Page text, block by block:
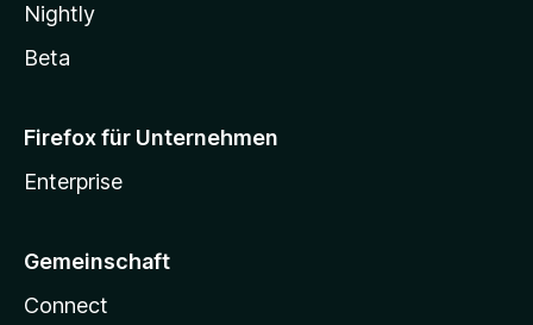
Nightly
Beta
Firefox für Unternehmen
Enterprise
Gemeinschaft
Connect